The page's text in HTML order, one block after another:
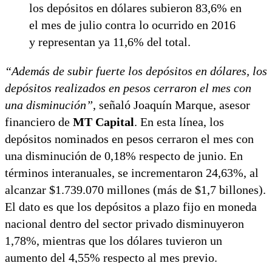
los depósitos en dólares subieron 83,6% en
el mes de julio contra lo ocurrido en 2016
y representan ya 11,6% del total.
“Además de subir fuerte los depósitos en dólares, los
depósitos realizados en pesos cerraron el mes con
una disminución”, señaló Joaquín Marque, asesor
financiero de MT Capital. En esta línea, los
depósitos nominados en pesos cerraron el mes con
una disminución de 0,18% respecto de junio. En
términos interanuales, se incrementaron 24,63%, al
alcanzar $1.739.070 millones (más de $1,7 billones).
El dato es que los depósitos a plazo fijo en moneda
nacional dentro del sector privado disminuyeron
1,78%, mientras que los dólares tuvieron un
aumento del 4,55% respecto al mes previo.